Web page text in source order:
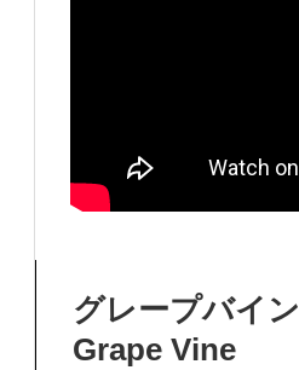
グレープバイン
Grape Vine